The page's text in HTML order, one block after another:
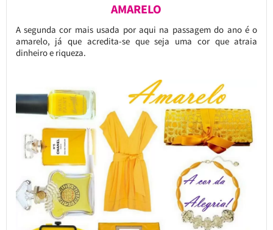
AMARELO
A segunda cor mais usada por aqui na passagem do ano é o
amarelo, já que acredita-se que seja uma cor que atraia
dinheiro e riqueza.